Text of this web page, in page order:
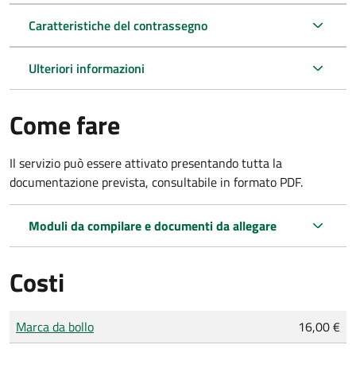
Caratteristiche del contrassegno
Ulteriori informazioni
Come fare
Il servizio può essere attivato presentando tutta la
documentazione prevista, consultabile in formato PDF.
Moduli da compilare e documenti da allegare
Costi
Tipo di pagamento
Importo
Marca da bollo 16,00 €